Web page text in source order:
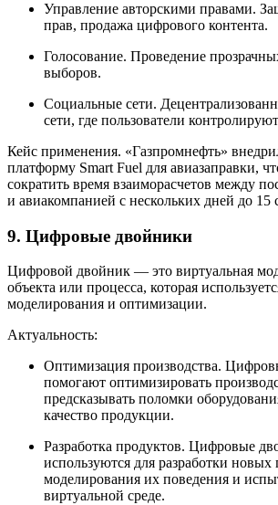
Управление авторскими правами.
прав, продажа цифрового контента.
Голосование. Проведение
выборов.
Социальные сети.
сети, где пользователи
Кейс применения. «Газпромнефть»
платформу Smart Fuel для авиазаправки,
сократить время взаиморасчетов между
и авиакомпанией с нескольких дней до 15
9. Цифровые двойники
Цифровой двойник — это виртуальная
объекта или процесса, которая
моделирования и оптимизации.
Актуальность:
Оптимизация производства.
помогают оптимизировать
предсказывать поломки
качество продукции.
Разработка продуктов. Цифровые
используются для разработки новых
моделирования их поведения и
виртуальной среде.